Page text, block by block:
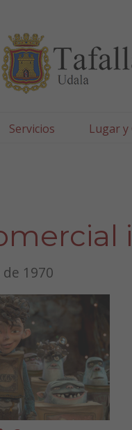
Servicios Lugar y
1970